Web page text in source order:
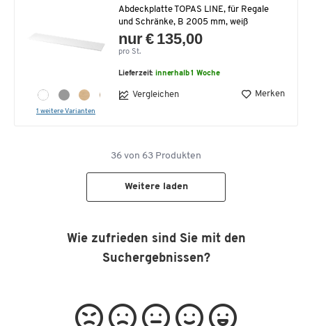
1 weitere Varianten
Abdeckplatte TOPAS LINE, für Regale
und Schränke, B 2005 mm, weiß
nur € 135,00
pro St.
Lieferzeit:innerhalb 1 Woche
Vergleichen Merken
36 von 63 Produkten
Weitere laden
Wie zufrieden sind Sie mit den
Suchergebnissen?